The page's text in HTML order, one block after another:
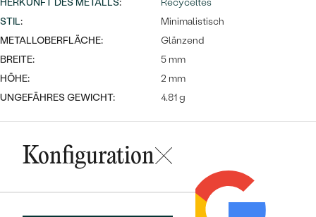
ANSCHAUEN
GOLD
PLATIN
SILBER
NACH STYL
PERSONALISIERT
SYMBOLISCH
MINIMALISTISCH
NACH ANLASS
HERKUNFT DES METALLS:
Recyceltes
STIL:
Minimalistisch
METALLOBERFLÄCHE:
Glänzend
BREITE:
5 mm
HÖHE:
2 mm
UNGEFÄHRES GEWICHT:
4.81 g
Konfiguration